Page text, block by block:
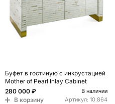
Буфет в гостиную с инкрустацией
Mother of Pearl Inlay Cabinet
280 000 ₽
В наличии
В корзину Артикул: 10.864